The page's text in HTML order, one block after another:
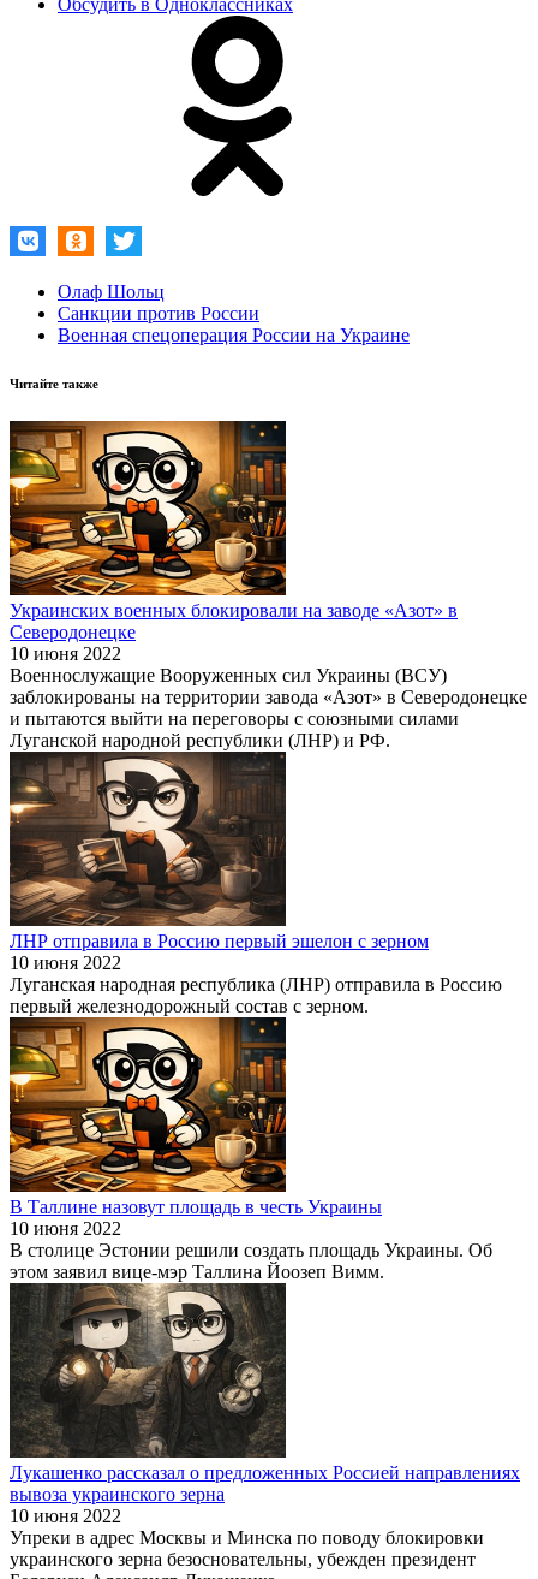
Олаф Шольц
Санкции против России
Военная спецоперация России на Украине
Читайте также
Украинских военных блокировали на заводе «Азот» в
Северодонецке
10 июня 2022
Военнослужащие Вооруженных сил Украины (ВСУ)
заблокированы на территории завода «Азот» в Северодонецке
и пытаются выйти на переговоры с союзными силами
Луганской народной республики (ЛНР) и РФ.
ЛНР отправила в Россию первый эшелон с зерном
10 июня 2022
Луганская народная республика (ЛНР) отправила в Россию
первый железнодорожный состав с зерном.
В Таллине назовут площадь в честь Украины
10 июня 2022
В столице Эстонии решили создать площадь Украины. Об
этом заявил вице-мэр Таллина Йоозеп Вимм.
Лукашенко рассказал о предложенных Россией направлениях
вывоза украинского зерна
10 июня 2022
Упреки в адрес Москвы и Минска по поводу блокировки
украинского зерна безосновательны, убежден президент